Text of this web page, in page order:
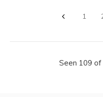
1
Seen 109